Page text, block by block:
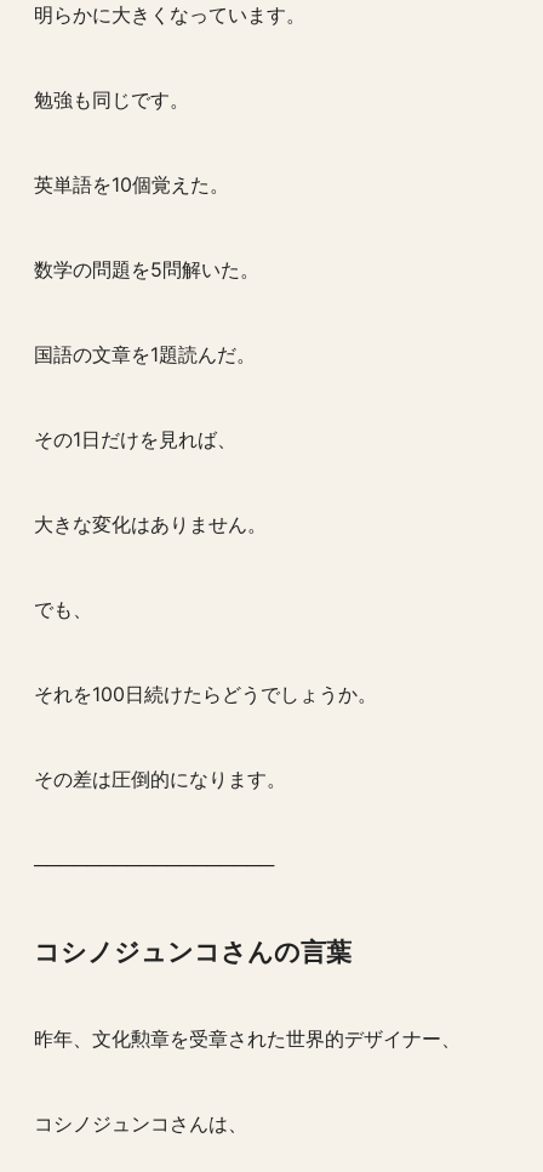
明らかに大きくなっています。
勉強も同じです。
英単語を10個覚えた。
数学の問題を5問解いた。
国語の文章を1題読んだ。
その1日だけを見れば、
大きな変化はありません。
でも、
それを100日続けたらどうでしょうか。
その差は圧倒的になります。
──────────────────
コシノジュンコさんの言葉
昨年、文化勲章を受章された世界的デザイナー、
コシノジュンコさんは、